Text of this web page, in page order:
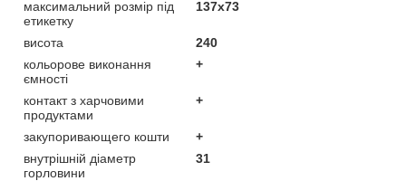
максимальний розмір під
етикетку
137х73
висота
240
кольорове виконання
ємності
+
контакт з харчовими
продуктами
+
закупоривающего кошти
+
внутрішній діаметр
горловини
31